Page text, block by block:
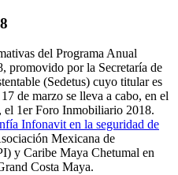
del Programa Anual
promovido por la Secretaría de
(Sedetus) cuyo titular es
de marzo se lleva a cabo, en el
el 1er Foro Inmobiliario 2018.
Infonavit en la seguridad de
Mexicana de
y Caribe Maya Chetumal en
Costa Maya.